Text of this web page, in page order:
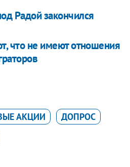
Радой закончился
что не имеют отношения
АКЦИИ
ДОПРОС